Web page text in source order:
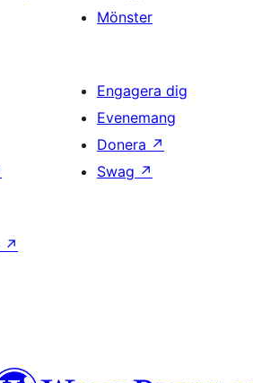
Mönster
Engagera dig
Evenemang
Donera ↗
Swag ↗
↗